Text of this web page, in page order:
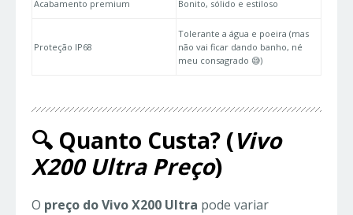
Acabamento premium Bonito, sólido e estiloso
Proteção IP68
Tolerante a água e poeira (mas
não vai ficar dando banho, né
meu consagrado 😅)
🔍 Quanto Custa? (Vivo
X200 Ultra Preço)
O preço do Vivo X200 Ultra pode variar